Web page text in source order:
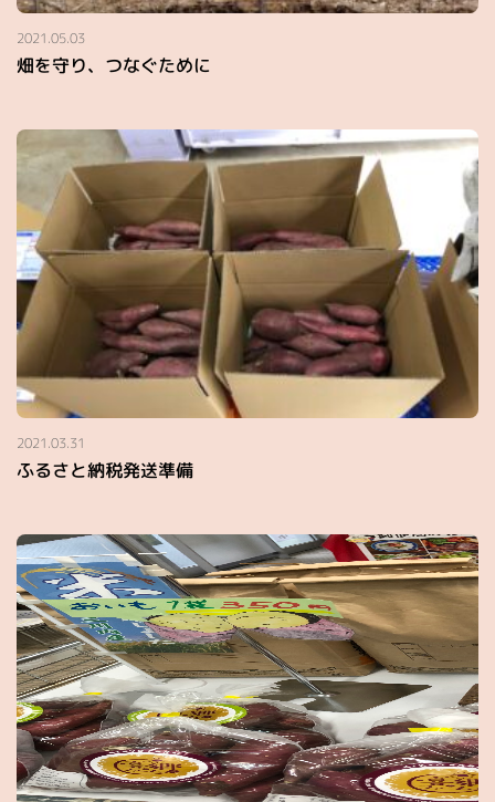
2021.05.03
畑を守り、つなぐために
2021.03.31
ふるさと納税発送準備